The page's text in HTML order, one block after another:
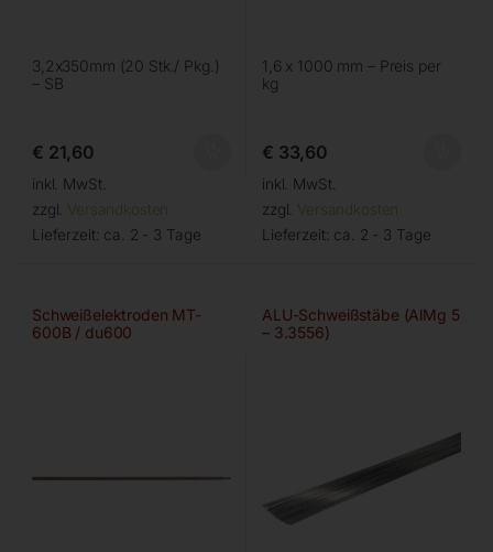
3,2x350mm (20 Stk./ Pkg.)
– SB
€ 21,60
inkl. MwSt.
zzgl. Versandkosten
Lieferzeit: ca. 2 - 3 Tage
1,6 x 1000 mm – Preis per
kg
€ 33,60
inkl. MwSt.
zzgl. Versandkosten
Lieferzeit: ca. 2 - 3 Tage
Schweißelektroden MT-
600B / du600
ALU-Schweißstäbe (AlMg 5
– 3.3556)